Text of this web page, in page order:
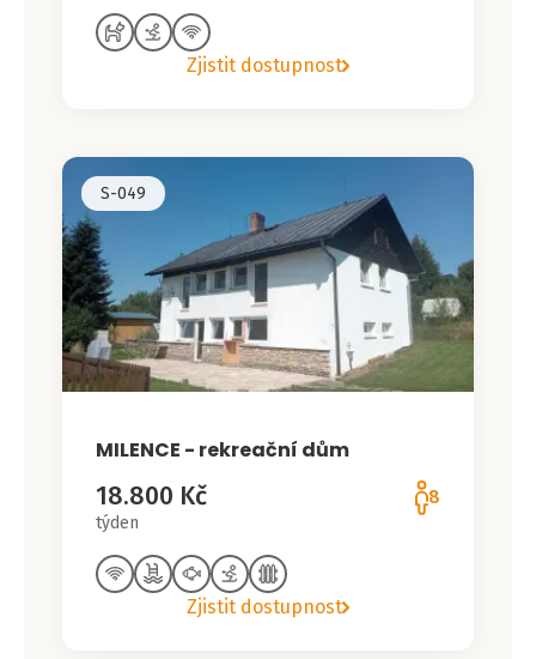
Zjistit dostupnost
S-049
MILENCE - rekreační dům
18.800 Kč
týden
8
Zjistit dostupnost